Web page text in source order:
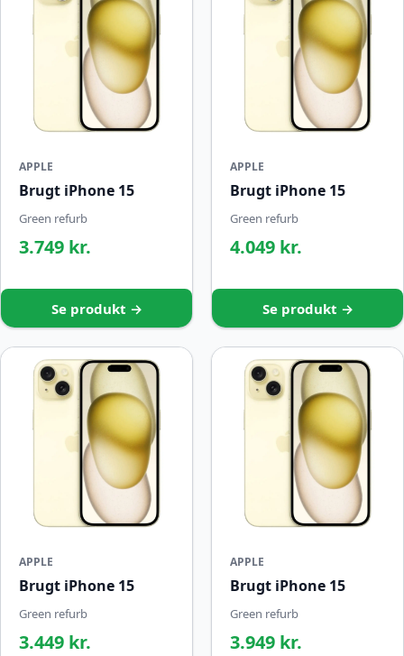
APPLE
Brugt iPhone 15
Green refurb
3.749 kr.
Se produkt →
APPLE
Brugt iPhone 15
Green refurb
4.049 kr.
Se produkt →
APPLE
Brugt iPhone 15
Green refurb
3.449 kr.
APPLE
Brugt iPhone 15
Green refurb
3.949 kr.